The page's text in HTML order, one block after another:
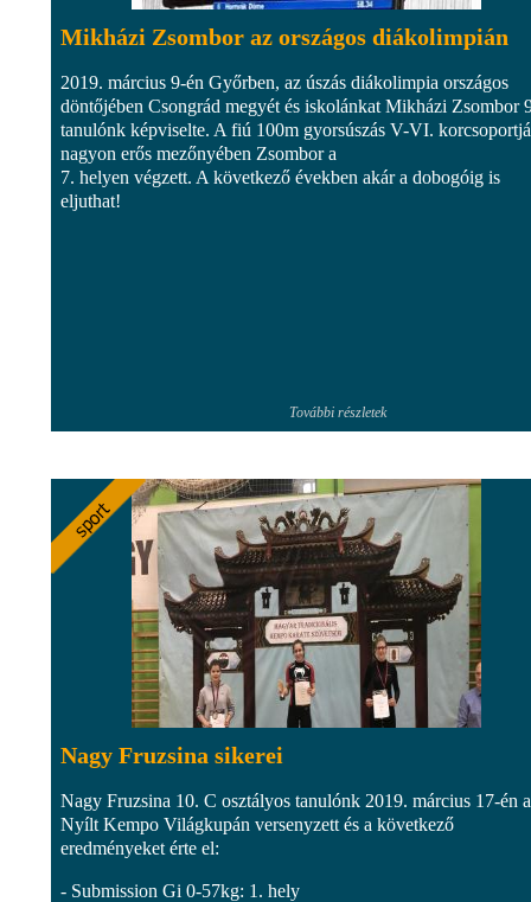
Mikházi Zsombor az országos diákolimpián
2019. március 9-én Győrben, az úszás diákolimpia országos
döntőjében Csongrád megyét és iskolánkat Mikházi Zsombor
tanulónk képviselte. A fiú 100m gyorsúszás V-VI.
nagyon erős mezőnyében Zsombor a
7. helyen végzett. A következő években akár a dobogóig is
eljuthat!
További részletek
Nagy Fruzsina sikerei
Nagy Fruzsina 10. C osztályos tanulónk 2019. március 17-én a
Nyílt Kempo Világkupán versenyzett és a következő
eredményeket érte el:
- Submission Gi 0-57kg: 1. hely